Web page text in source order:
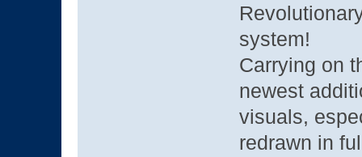
system!
Carrying on
newest
visuals,
redrawn in